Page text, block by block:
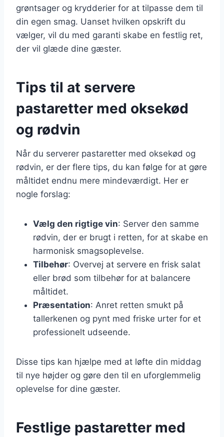
grøntsager og krydderier for at tilpasse dem til
din egen smag. Uanset hvilken opskrift du
vælger, vil du med garanti skabe en festlig ret,
der vil glæde dine gæster.
Tips til at servere
pastaretter med oksekød
og rødvin
Når du serverer pastaretter med oksekød og
rødvin, er der flere tips, du kan følge for at gøre
måltidet endnu mere mindeværdigt. Her er
nogle forslag:
Vælg den rigtige vin: Server den samme
rødvin, der er brugt i retten, for at skabe en
harmonisk smagsoplevelse.
Tilbehør: Overvej at servere en frisk salat
eller brød som tilbehør for at balancere
måltidet.
Præsentation: Anret retten smukt på
tallerkenen og pynt med friske urter for et
professionelt udseende.
Disse tips kan hjælpe med at løfte din middag
til nye højder og gøre den til en uforglemmelig
oplevelse for dine gæster.
Festlige pastaretter med